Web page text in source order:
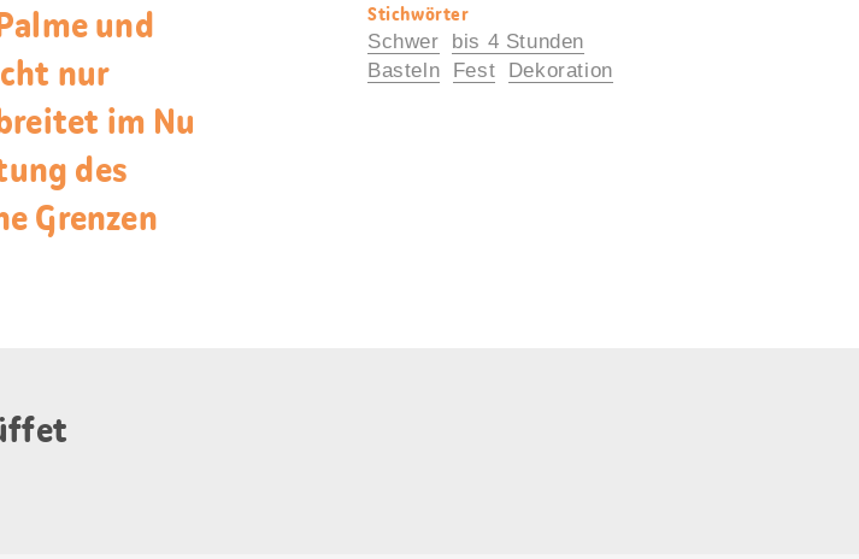
und
nur
im Nu
des
Grenzen
Nützliche
Informationen
Stichwörter
Schwer
bis 4 Stunden
Basteln
Fest Dekoration